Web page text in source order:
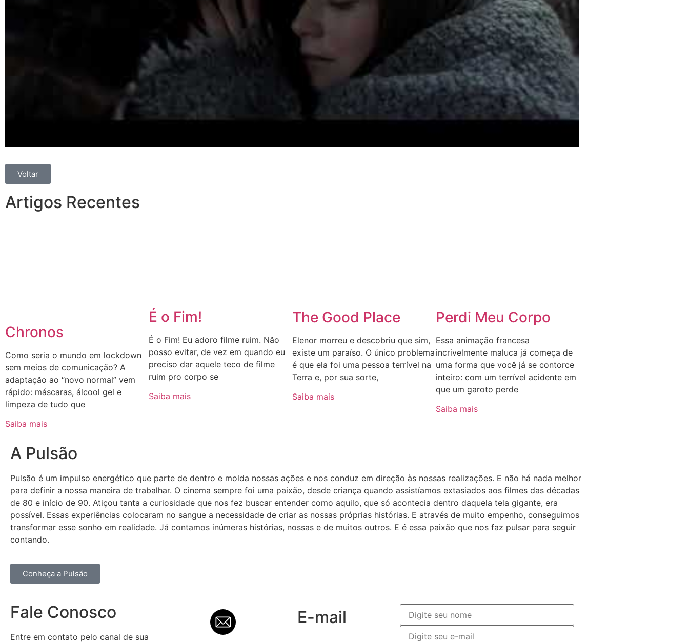
Voltar
Artigos Recentes
Chronos
Como seria o mundo em lockdown
sem meios de comunicação? A
adaptação ao “novo normal” vem
rápido: máscaras, álcool gel e
limpeza de tudo que
Saiba mais
É o Fim!
É o Fim! Eu adoro filme ruim. Não
posso evitar, de vez em quando eu
preciso dar aquele teco de filme
ruim pro corpo se
Saiba mais
The Good Place
Elenor morreu e descobriu que sim,
existe um paraíso. O único problema
é que ela foi uma pessoa terrível na
Terra e, por sua sorte,
Saiba mais
Perdi Meu Corpo
Essa animação francesa
incrivelmente maluca já começa de
uma forma que você já se contorce
inteiro: com um terrível acidente em
que um garoto perde
Saiba mais
A Pulsão
Pulsão é um impulso energético que parte de dentro e molda nossas ações e nos conduz em direção às nossas realizações. E não há nada melhor
para definir a nossa maneira de trabalhar. O cinema sempre foi uma paixão, desde criança quando assistíamos extasiados aos filmes das décadas
de 80 e início de 90. Atiçou tanta a curiosidade que nos fez buscar entender como aquilo, que só acontecia dentro daquela tela gigante, era
possível. Essas experiências colocaram no sangue a necessidade de criar as nossas próprias histórias. E através de muito empenho, conseguimos
transformar esse sonho em realidade. Já contamos inúmeras histórias, nossas e de muitos outros. E é essa paixão que nos faz pulsar para seguir
contando.
Conheça a Pulsão
Fale Conosco
Entre em contato pelo canal de sua
E-mail